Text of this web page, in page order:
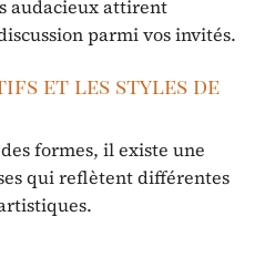
audacieux attirent
parmi vos invités.
et les styles de
formes, il existe une
qui reflètent différentes